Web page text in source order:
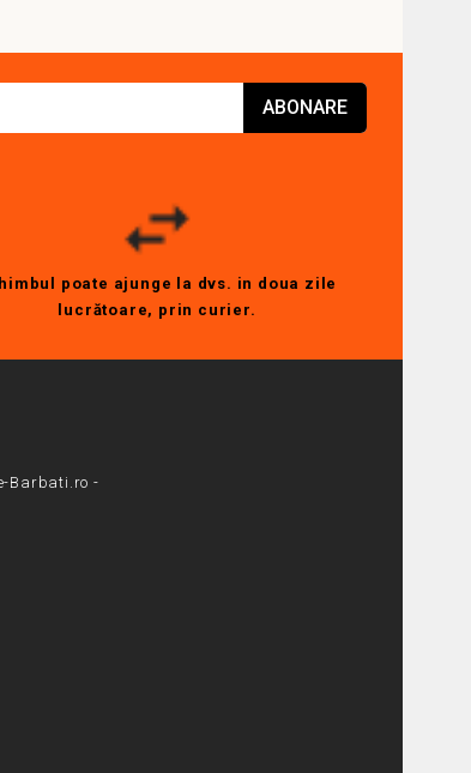
poate ajunge la dvs. in doua zile
lucrătoare, prin curier.
Barbati.ro -